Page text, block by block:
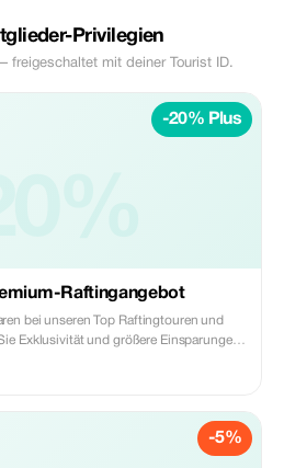
Privilegien
freigeschaltet mit deiner Tourist ID.
-20% Plus
Raftingangebot
bei unseren Top Raftingtouren und
Exklusivität und größere Einsparungen
-5%